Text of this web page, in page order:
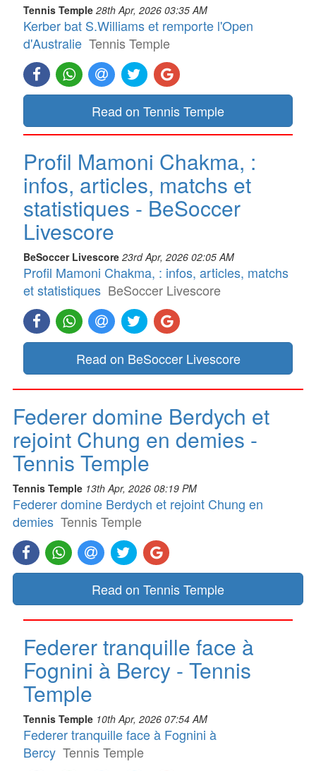
Tennis Temple 28th Apr, 2026 03:35 AM
Kerber bat S.Williams et remporte l'Open
d'Australie Tennis Temple
Read on Tennis Temple
Profil Mamoni Chakma, :
infos, articles, matchs et
statistiques - BeSoccer
Livescore
BeSoccer Livescore 23rd Apr, 2026 02:05 AM
Profil Mamoni Chakma, : infos, articles, matchs
et statistiques BeSoccer Livescore
Read on BeSoccer Livescore
Federer domine Berdych et
rejoint Chung en demies -
Tennis Temple
Tennis Temple 13th Apr, 2026 08:19 PM
Federer domine Berdych et rejoint Chung en
demies Tennis Temple
Read on Tennis Temple
Federer tranquille face à
Fognini à Bercy - Tennis
Temple
Tennis Temple 10th Apr, 2026 07:54 AM
Federer tranquille face à Fognini à
Bercy Tennis Temple